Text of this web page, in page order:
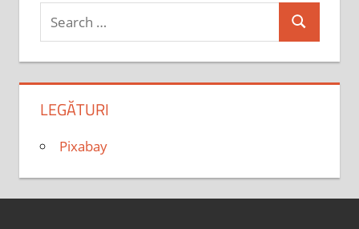
Search
LEGĂTURI
Pixabay